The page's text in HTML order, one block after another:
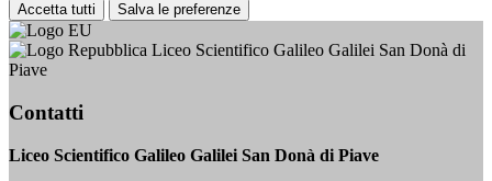
Accetta tutti Salva le preferenze
Liceo Scientifico Galileo Galilei San Donà di
Piave
Contatti
Liceo Scientifico Galileo Galilei San Donà di Piave